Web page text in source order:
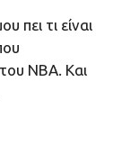
πει τι είναι
NBA. Και